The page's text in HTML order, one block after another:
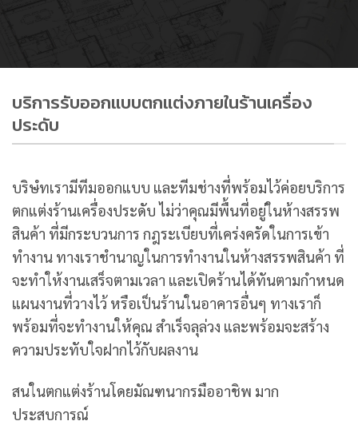
บริการรับออกแบบตกแต่งภายในร้านเครื่อง
ประดับ
บริษํทเรามีทีมออกแบบ และทีมช่างที่พร้อมไว้ค่อยบริการ
ตกแต่งร้านเครื่องประดับ ไม่ว่าคุณมีพื้นที่อยู่ในห้างสรรพ
สินค้า ที่มีกระบวนการ กฎระเบียบที่เคร่งครัดในการเข้า
ทำงาน ทางเราชำนาญในการทำงานในห้างสรรพสินค้า ที่
จะทำให้งานเสร็จตามเวลา และเปิดร้านได้ทันตามกำหนด
แผนงานที่วางไว้ หรือเป็นร้านในอาคารอื่นๆ ทางเราก็
พร้อมที่จะทำงานให้คุณ สำเร็จลุล่วง และพร้อมจะสร้าง
ความประทับใจฝากไว้กับผลงาน
สนในตกแต่งร้านโดยมัณฑนากรมืออาชิพ มาก
ประสบการณ์